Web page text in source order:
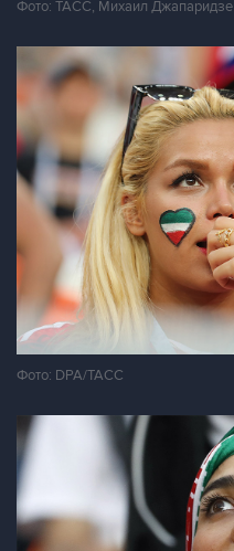
Фото: ТАСС, Михаил Джапаридзе
Фото: DPA/ТАСС